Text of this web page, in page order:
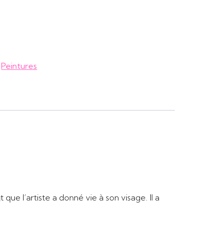
Peintures
l’artiste a donné vie à son visage. Il a